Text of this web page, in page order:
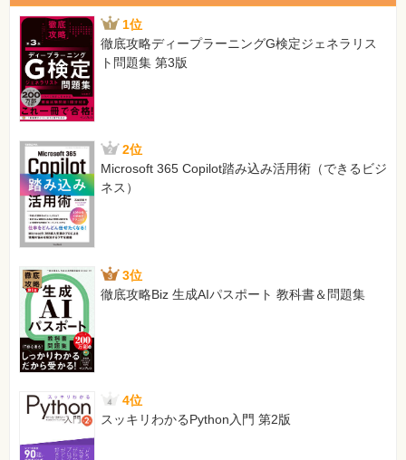
1位
徹底攻略ディープラーニングG検定ジェネラリス
ト問題集 第3版
2位
Microsoft 365 Copilot踏み込み活用術（できるビジ
ネス）
3位
徹底攻略Biz 生成AIパスポート 教科書＆問題集
4位
スッキリわかるPython入門 第2版